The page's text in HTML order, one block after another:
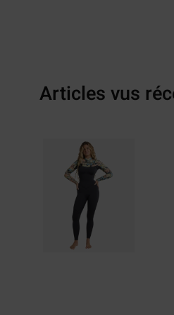
Articles vus